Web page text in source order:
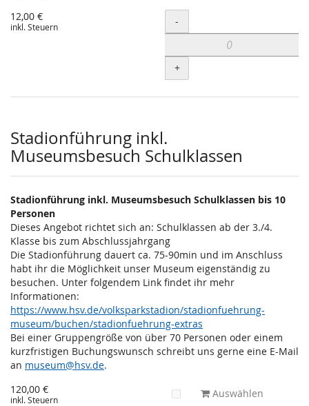
12,00 €
inkl. Steuern Menge
-
+
Stadionführung inkl.
Museumsbesuch Schulklassen
Stadionführung inkl. Museumsbesuch Schulklassen bis 10
Personen
Dieses Angebot richtet sich an: Schulklassen ab der 3./4.
Klasse bis zum Abschlussjahrgang
Die Stadionführung dauert ca. 75-90min und im Anschluss
habt ihr die Möglichkeit unser Museum eigenständig zu
besuchen. Unter folgendem Link findet ihr mehr
Informationen:
https://www.hsv.de/volksparkstadion/stadionfuehrung-
museum/buchen/stadionfuehrung-extras
Bei einer Gruppengröße von über 70 Personen oder einem
kurzfristigen Buchungswunsch schreibt uns gerne eine E-Mail
an museum@hsv.de.
120,00 €
inkl. Steuern Auswählen